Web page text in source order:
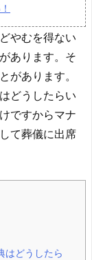
やむを得ない
あります。そ
があります。
どうしたらい
ですからマナ
て葬儀に出席
はどうしたら